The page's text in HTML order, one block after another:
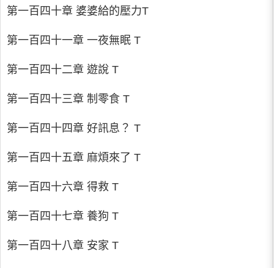
第一百四十章 婆婆給的壓力T
第一百四十一章 一夜無眠 T
第一百四十二章 遊說 T
第一百四十三章 制零食 T
第一百四十四章 好訊息？ T
第一百四十五章 麻煩來了 T
第一百四十六章 得救 T
第一百四十七章 養狗 T
第一百四十八章 安家 T